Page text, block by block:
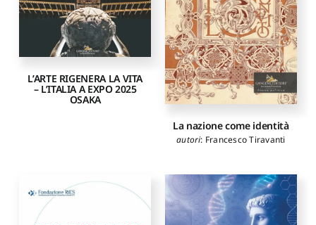
L’ARTE RIGENERA LA VITA
– L’ITALIA A EXPO 2025
OSAKA
La nazione come identità
autori: Francesco Tiravanti